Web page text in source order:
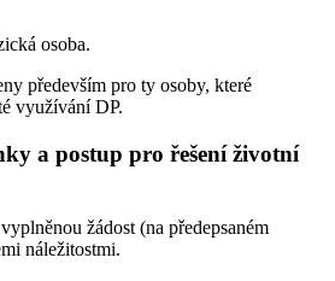
osoba.
především pro ty osoby, které
využívání DP.
a postup pro řešení životní
žádost (na předepsaném
náležitostmi.